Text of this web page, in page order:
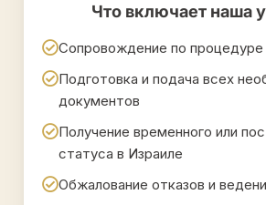
Что включает наша
Сопровождение по
Подготовка и подача всех
документов
Получение временного или
статуса в Израиле
Обжалование отказов и